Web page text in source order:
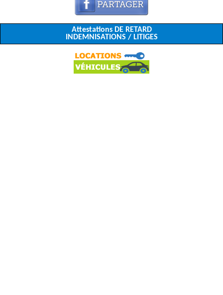
Attestations DE RETARD
INDEMNISATIONS / LITIGES